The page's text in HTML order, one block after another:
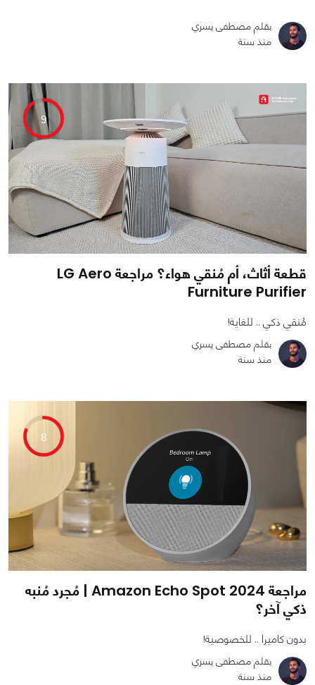
0
بقلم مصطفى يسري
منذ سنة
9
قطعة أثاث، أم مُنقي هواء؟ مراجعة LG Aero
Furniture Purifier
مُنقي ذكي .. للغاية!
بقلم مصطفى يسري
منذ سنة
8
مراجعة Amazon Echo Spot 2024 | مُجرد مُنبه
ذكي آخر؟
بدون كاميرا .. للخصوصية!
بقلم مصطفى يسري
منذ سنة